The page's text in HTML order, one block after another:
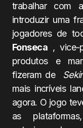
trabalhar com
introduzir uma
jogadores de
Fonseca , vice-
produtos e
fizeram de
mais incríveis
agora. O jogo
as